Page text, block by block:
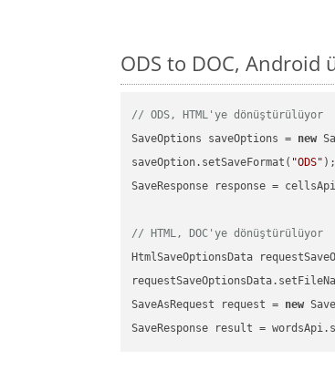
ODS to DOC, Android
// ODS, HTML'ye dönüştürülüyor
SaveOptions saveOptions = new
saveOption.setSaveFormat( "ODS" );
SaveResponse response =
// HTML, DOC'ye dönüştürülüyor
HtmlSaveOptionsData
SaveAsRequest request = new